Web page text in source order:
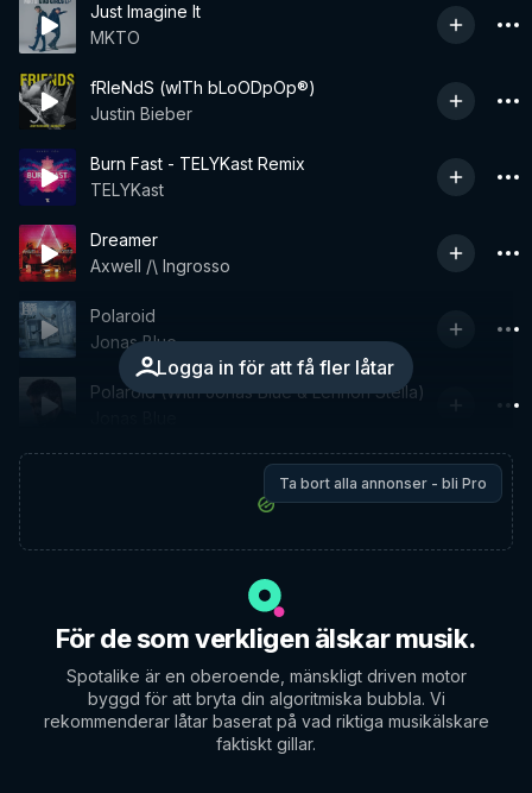
Just Imagine It
MKTO
fRIeNdS (wITh bLoODpOp®)
Justin Bieber
Burn Fast - TELYKast Remix
TELYKast
Dreamer
Axwell /\ Ingrosso
Logga in för att få fler låtar
Polaroid
Jonas Blue
Polaroid (With Jonas Blue & Lennon Stella)
Ta bort alla annonser - bli Pro
För de som verkligen älskar musik.
Spotalike är en oberoende, mänskligt driven motor
byggd för att bryta din algoritmiska bubbla. Vi
rekommenderar låtar baserat på vad riktiga musikälskare
faktiskt gillar.